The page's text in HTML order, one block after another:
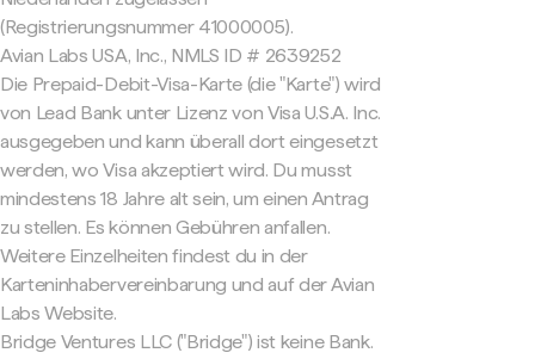
(Registrierungsnummer 41000005).
Avian Labs USA, Inc., NMLS ID # 2639252
Die Prepaid-Debit-Visa-Karte (die "Karte") wird
von Lead Bank unter Lizenz von Visa U.S.A. Inc.
ausgegeben und kann überall dort eingesetzt
werden, wo Visa akzeptiert wird. Du musst
mindestens 18 Jahre alt sein, um einen Antrag
zu stellen. Es können Gebühren anfallen.
Weitere Einzelheiten findest du in der
Karteninhabervereinbarung und auf der Avian
Labs Website.
Bridge Ventures LLC ("Bridge") ist keine Bank.